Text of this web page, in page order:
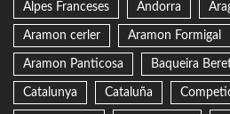
Alpes Franceses Andorra
Aramon cerler Aramon Formigal
Aramon Panticosa Baqueira
Catalunya Cataluña